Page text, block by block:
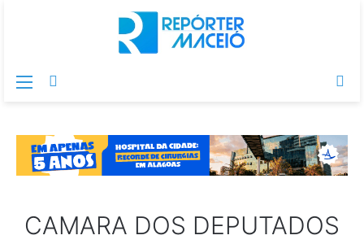
Menu
CAMARA DOS DEPUTADOS